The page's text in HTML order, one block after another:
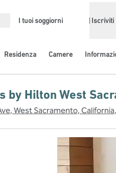
I tuoi soggiorni Iscriviti
Residenza Camere
by Hilton West
West Sacramento,